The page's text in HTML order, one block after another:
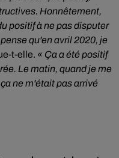
Honnêtement,
positif à ne pas disputer
qu'en avril 2020, je
t-elle. « Ça a été positif
Le matin, quand je me
ne m'était pas arrivé